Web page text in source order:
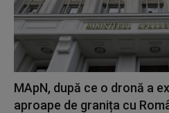
MApN, după ce o dronă a
aproape de granița cu